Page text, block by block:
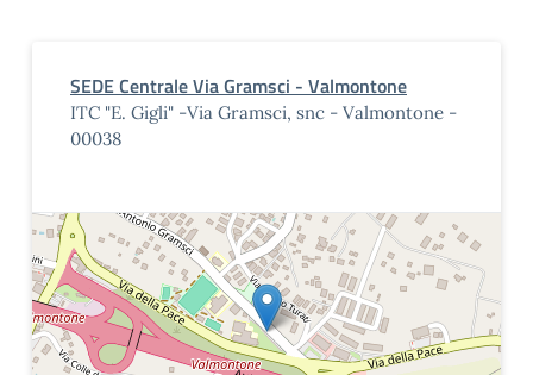
SEDE Centrale Via Gramsci - Valmontone
ITC "E. Gigli" -Via Gramsci, snc - Valmontone -
00038